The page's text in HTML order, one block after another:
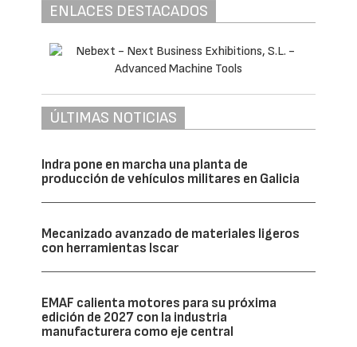
ENLACES DESTACADOS
ÚLTIMAS NOTICIAS
Indra pone en marcha una planta de
producción de vehículos militares en Galicia
Mecanizado avanzado de materiales ligeros
con herramientas Iscar
EMAF calienta motores para su próxima
edición de 2027 con la industria
manufacturera como eje central